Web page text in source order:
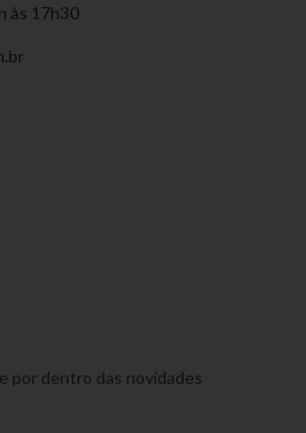
às 17h30
por dentro das novidades